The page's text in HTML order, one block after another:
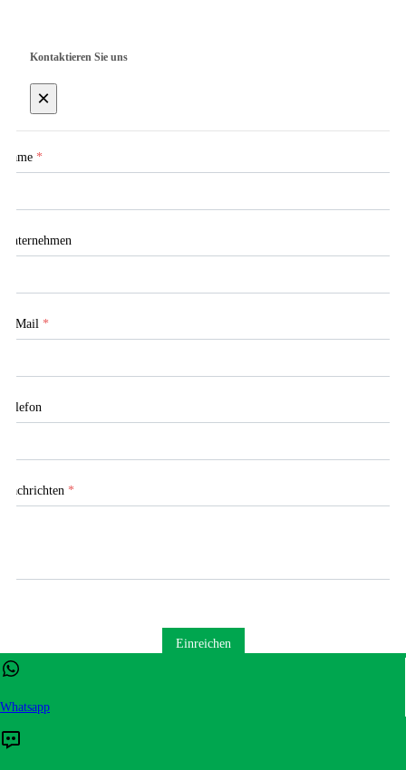
Kontaktieren Sie uns
×
Name *
Unternehmen
E-Mail *
Telefon
Nachrichten *
Einreichen
Whatsapp